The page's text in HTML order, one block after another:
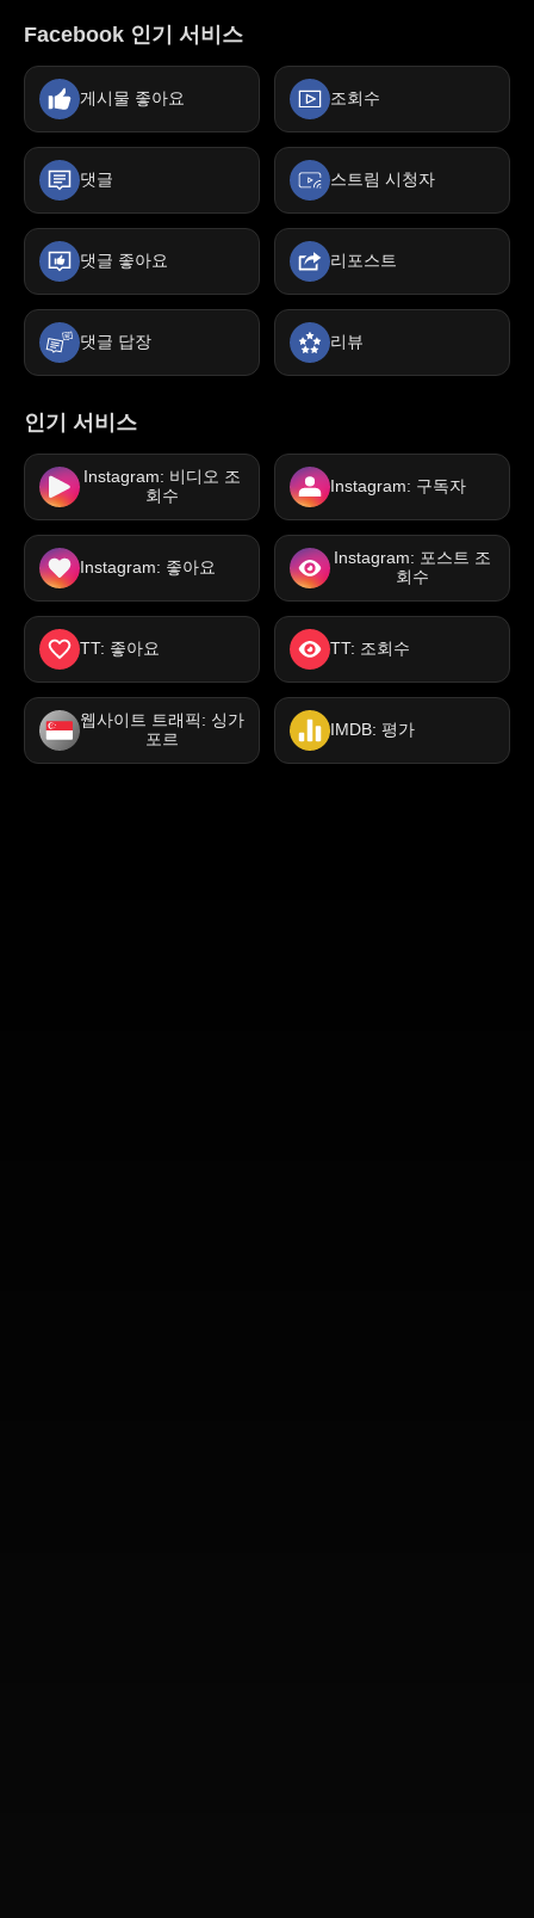
Facebook 인기 서비스
게시물 좋아요 조회수
댓글 스트림 시청자
댓글 좋아요 리포스트
댓글 답장 리뷰
인기 서비스
Instagram: 비디오 조
회수
Instagram: 구독자
Instagram: 좋아요
Instagram: 포스트 조
회수
TT: 좋아요 TT: 조회수
웹사이트 트래픽: 싱가
포르
IMDB: 평가